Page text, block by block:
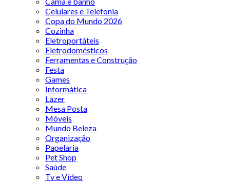
Celulares e Telefonia
Copa do Mundo 2026
Cozinha
Eletroportáteis
Eletrodomésticos
Ferramentas e Construção
Festa
Games
Informática
Lazer
Mesa Posta
Móveis
Mundo Beleza
Organização
Papelaria
Pet Shop
Saúde
Tv e Vídeo